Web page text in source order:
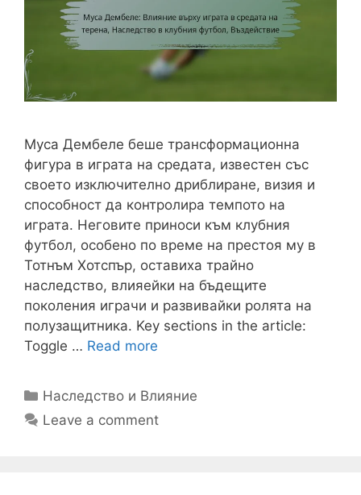
Муса Дембеле беше трансформационна
фигура в играта на средата, известен със
своето изключително дриблиране, визия и
способност да контролира темпото на
играта. Неговите приноси към клубния
футбол, особено по време на престоя му в
Тотнъм Хотспър, оставиха трайно
наследство, влияейки на бъдещите
поколения играчи и развивайки ролята на
полузащитника. Key sections in the article:
Toggle … Read more
Categories
Наследство и Влияние
Leave a comment